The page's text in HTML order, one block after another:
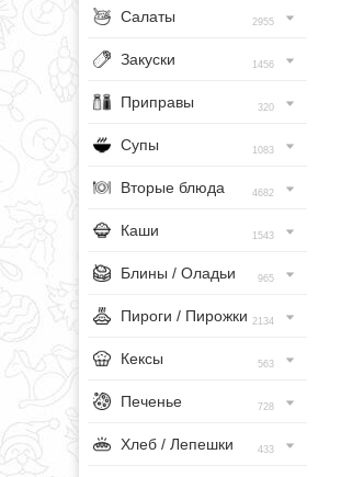
Салаты 2955
Закуски 1456
Приправы 320
Супы 1083
Вторые блюда 4682
Каши 1543
Блины / Оладьи 965
Пироги / Пирожки 2134
Кексы 563
Печенье 728
Хлеб / Лепешки 433